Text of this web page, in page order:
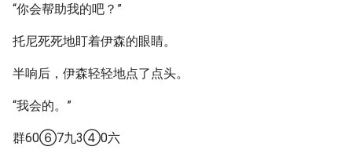
“你会帮助我的吧？”
托尼死死地盯着伊森的眼睛。
半响后，伊森轻轻地点了点头。
“我会的。”
群60⑥7九3④0六